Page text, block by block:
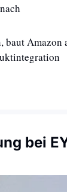
baut Amazon
bei